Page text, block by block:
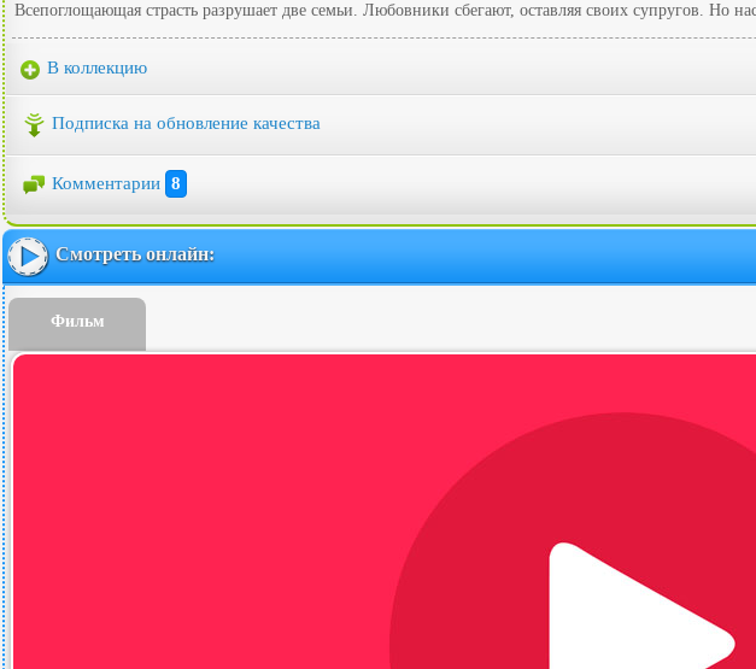
Всепоглощающая страсть разрушает две семьи. Любовники сбегают, оставляя своих супругов. Но
В коллекцию
Подписка на обновление качества
Комментарии 8
Смотреть онлайн:
Фильм